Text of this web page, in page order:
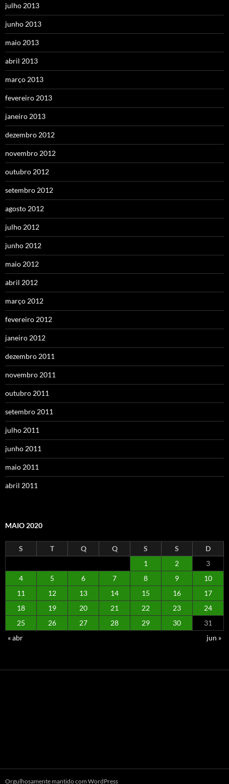
julho 2013
junho 2013
maio 2013
abril 2013
março 2013
fevereiro 2013
janeiro 2013
dezembro 2012
novembro 2012
outubro 2012
setembro 2012
agosto 2012
julho 2012
junho 2012
maio 2012
abril 2012
março 2012
fevereiro 2012
janeiro 2012
dezembro 2011
novembro 2011
outubro 2011
setembro 2011
julho 2011
junho 2011
maio 2011
abril 2011
MAIO 2020
S T Q Q S S
D
1
2
3
4
5 6 7 8 9
10
11
12 13 14 15 16
17
18
19 20 21 22 23
24
25
26 27 28 29 30
31
« abr
jun »
Orgulhosamente mantido com WordPress